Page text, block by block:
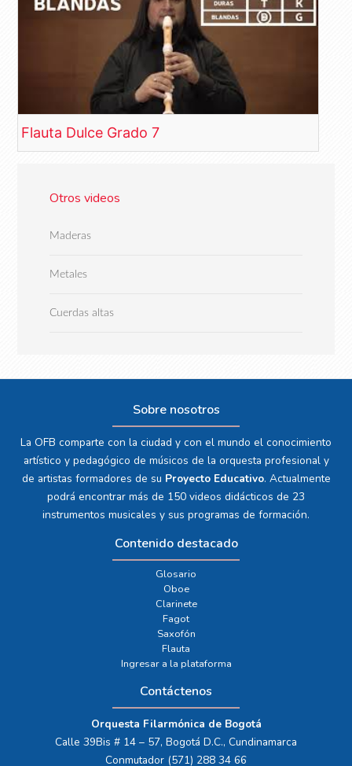
Flauta Dulce Grado 7
Otros videos
Maderas
Metales
Cuerdas altas
Sobre nosotros
La OFB comparte con la ciudad y con el mundo el conocimiento
artístico y pedagógico de músicos de la orquesta profesional y
de artistas formadores de su Proyecto Educativo. Actualmente
podrá encontrar más de 150 videos didácticos de 23
instrumentos musicales y sus programas de formación.
Contenido destacado
Glosario
Oboe
Clarinete
Fagot
Saxofón
Flauta
Ingresar a la plataforma
Contáctenos
Orquesta Filarmónica de Bogotá
Calle 39Bis # 14 – 57, Bogotá D.C., Cundinamarca
Conmutador (571) 288 34 66